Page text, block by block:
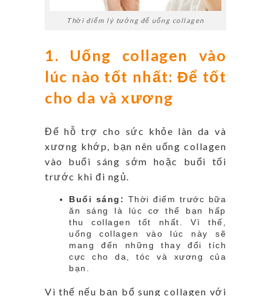
Thời điểm lý tưởng để uống collagen
1. Uống collagen vào
lúc nào tốt nhất: Để tốt
cho da và xương
Để hỗ trợ cho sức khỏe làn da và
xương khớp, bạn nên uống collagen
vào buổi sáng sớm hoặc buổi tối
trước khi đi ngủ.
Buổi sáng: Thời điểm trước bữa
ăn sáng là lúc cơ thể bạn hấp
thu collagen tốt nhất. Vì thế,
uống collagen vào lúc này sẽ
mang đến những thay đổi tích
cực cho da, tóc và xương của
bạn.
Vì thế nếu bạn bổ sung collagen với